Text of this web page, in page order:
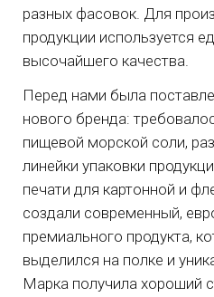
разных фасовок. Для
продукции используется
высочайшего качества.
Перед нами была
нового бренда:
пищевой морской соли,
линейки упаковки
печати для картонной и
создали современный,
премиального продукта,
выделился на полке и
Марка получила хороший